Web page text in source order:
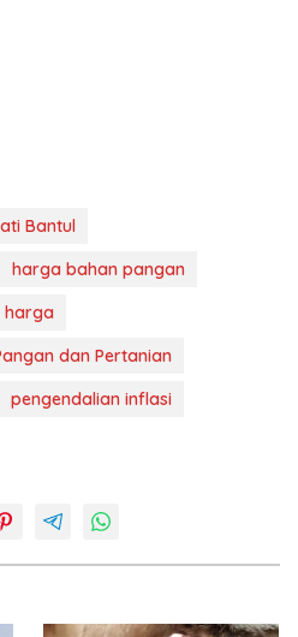
Bantul
harga bahan pangan
harga
dan Pertanian
pengendalian inflasi